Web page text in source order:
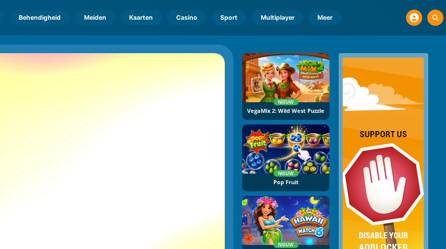
Behendigheid Meiden Kaarten Casino Sport Multiplayer Meer
NIEUW
VegaMix 2: Wild West Puzzle
NIEUW
Pop Fruit
NIEUW